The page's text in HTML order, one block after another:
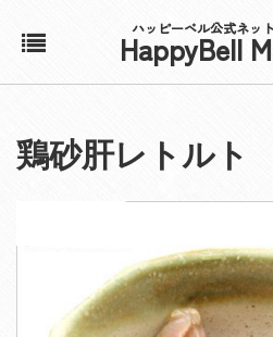
ハッピーベル公式ネッ
HappyBell
アカウント
鶏砂肝レトルト